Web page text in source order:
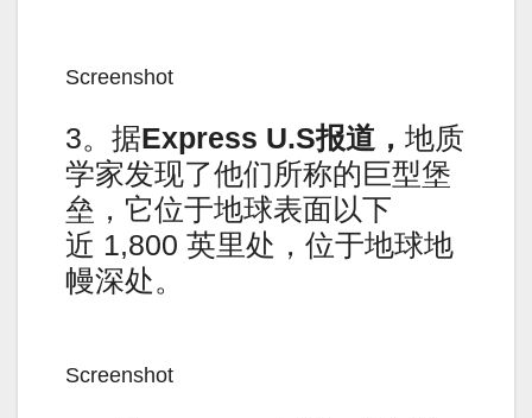
Screenshot
3。据Express U.S报道， 地质
学家发现了他们所称的巨型堡
垒，它位于地球表面以下
近 1,800 英里处，位于地球地
幔深处。
Screenshot